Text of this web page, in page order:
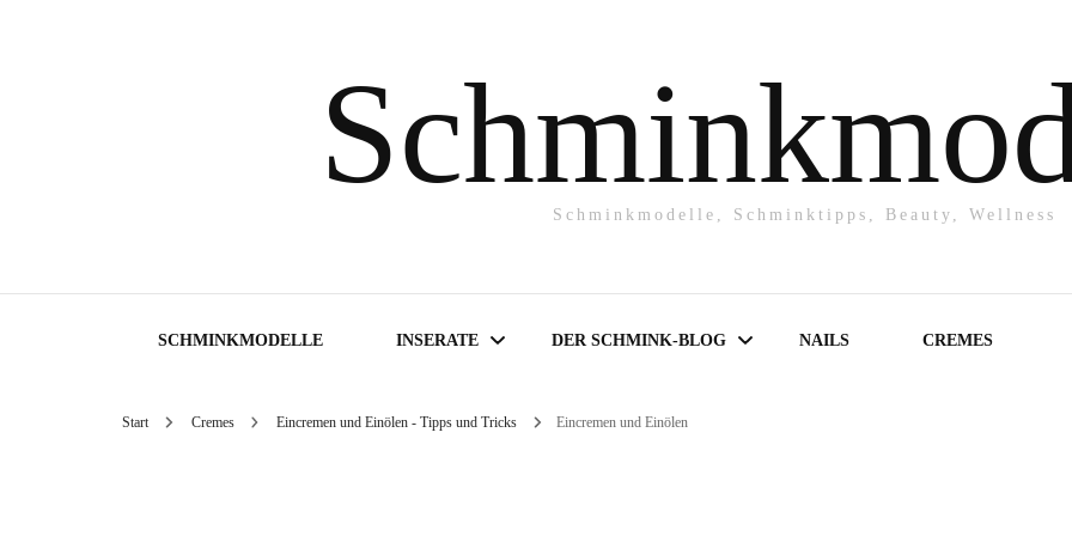
Schminkmodelle, Schminktipps, Beauty, Wellness
SCHMINKMODELLE INSERATE DER SCHMINK-BLOG NAILS CREMES
Start Cremes Eincremen und Einölen - Tipps und Tricks Eincremen und Einölen